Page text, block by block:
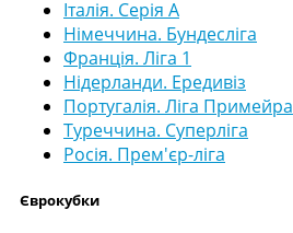
Італія. Серія А
Німеччина. Бундесліга
Франція. Ліга 1
Нідерланди. Ередивіз
Португалія. Ліга Примейра
Туреччина. Суперліга
Росія. Прем'єр-ліга
Єврокубки